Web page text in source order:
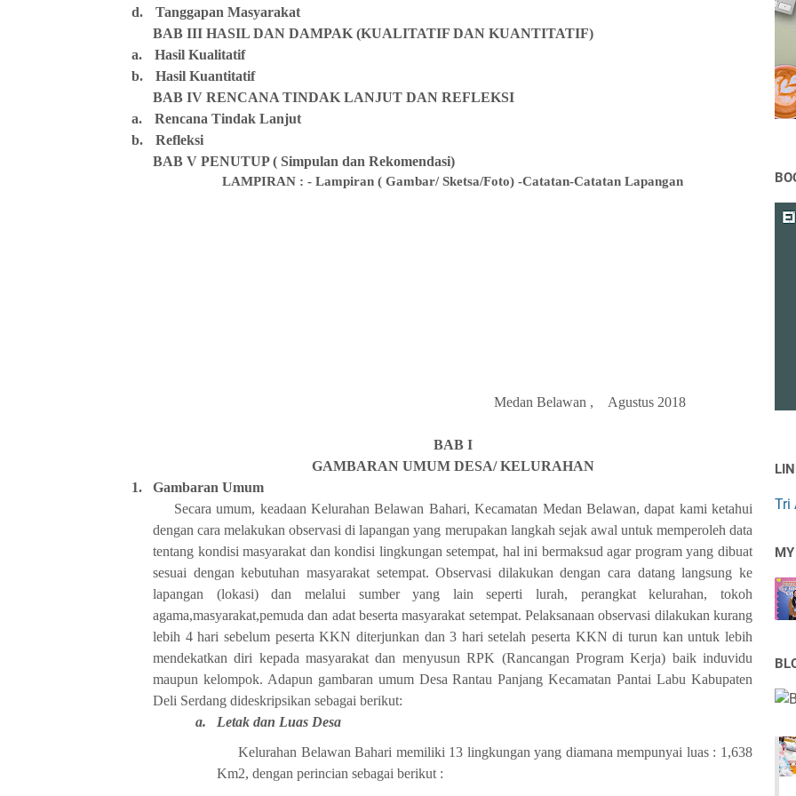
d.
Tanggapan Masyarakat
BAB III HASIL DAN DAMPAK (KUALITATIF DAN KUANTITATIF)
a.
Hasil Kualitatif
b.
Hasil Kuantitatif
BAB IV RENCANA TINDAK LANJUT DAN REFLEKSI
a.
Rencana Tindak Lanjut
b.
Refleksi
BAB V PENUTUP ( Simpulan dan Rekomendasi)
LAMPIRAN : - Lampiran ( Gambar/ Sketsa/Foto) -Catatan-Catatan Lapangan
Medan Belawan , Agustus 2018
BAB I
GAMBARAN UMUM DESA/ KELURAHAN
1.
Gambaran Umum
Secara umum, keadaanKelurahan Belawan Bahari, Kecamatan Medan Belawan, dapat kami ketahui
dengan cara melakukan observasi di lapangan yang merupakan langkah sejak awal untuk memperoleh data
tentang kondisi masyarakat dan kondisi lingkungan setempat, hal ini bermaksud agar program yang dibuat
sesuai dengan kebutuhan masyarakat setempat.Observasi dilakukan dengan cara datang langsung ke
lapangan (lokasi) dan melalui sumber yang lain seperti lurah, perangkat kelurahan, tokoh
agama,masyarakat,pemuda dan adat beserta masyarakat setempat. Pelaksanaan observasi dilakukan kurang
lebih 4 hari sebelum peserta KKN diterjunkan dan 3 hari setelah peserta KKN di turun kan untuk lebih
mendekatkan diri kepada masyarakat dan menyusun RPK (Rancangan Program Kerja) baik induvidu
maupun kelompok. Adapun gambaran umum Desa Rantau Panjang Kecamatan Pantai LabuKabupaten
Deli Serdang dideskripsikan sebagai berikut:
a.
Letak dan Luas Desa
Kelurahan Belawan Bahari memiliki 13 lingkungan yang diamanamempunyai luas : 1,638
Km2, dengan perincian sebagai berikut :
Tri